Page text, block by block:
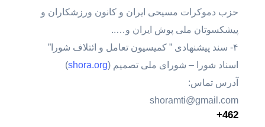
حزب دموکرات مسیحی ایران و کانون ورزشکاران و
پیشکسوتان ملی پوش ایران و…..
۴- سند پیشنهادی ” کمیسیون تعامل و ائتلاف شورا”
اسناد شورا – شورای ملی تصمیم (shora.org
)
آدرس تماس:
shoramti@gmail.com
462
+